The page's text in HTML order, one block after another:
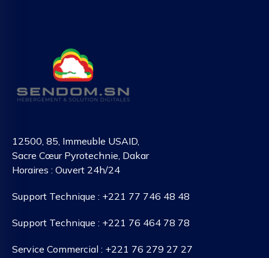
12500, 85, Immeuble USAID,
Sacre Cœur Pyrotechnie, Dakar
Horaires : Ouvert 24h/24
Support Technique : +221 77 746 48 48
Support Technique : +221 76 464 78 78
Service Commercial : +221 76 279 27 27